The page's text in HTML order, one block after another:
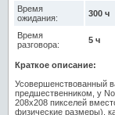
Время
ожидания:
300 ч
Время
разговора:
5 ч
Краткое описание:
Усовершенствованный
предшественником, у
208x208 пикселей
физические размеры),